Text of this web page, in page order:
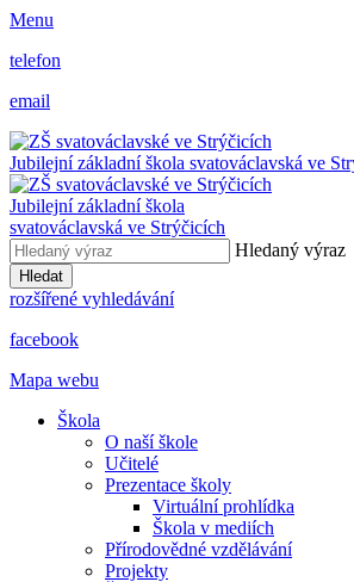
Menu
telefon
email
Jubilejní základní škola svatováclavská ve
Jubilejní základní škola
svatováclavská ve Strýčicích
Hledaný výraz
Hledat
rozšířené vyhledávání
facebook
Mapa webu
Škola
O naší škole
Učitelé
Prezentace školy
Virtuální prohlídka
Škola v mediích
Přírodovědné vzdělávání
Projekty